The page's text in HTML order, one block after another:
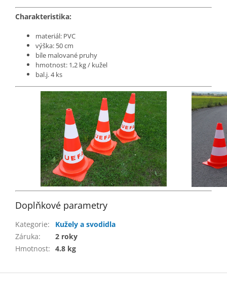
Charakteristika:
materiál: PVC
výška: 50 cm
bíle malované pruhy
hmotnost: 1,2 kg / kužel
bal.j. 4 ks
Doplňkové parametry
Kategorie:
Kužely a svodidla
Záruka:
2 roky
Hmotnost: 4.8 kg
Z